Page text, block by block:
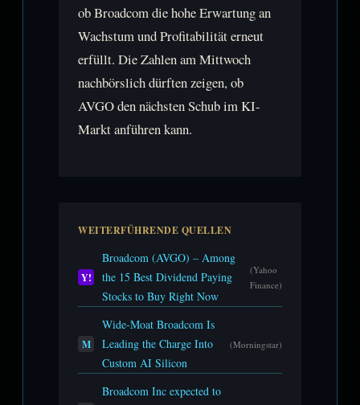
ob Broadcom die hohe Erwartung an
Wachstum und Profitabilität erneut
erfüllt. Die Zahlen am Mittwoch
nachbörslich dürften zeigen, ob
AVGO den nächsten Schub im KI-
Markt anführen kann.
WEITERFÜHRENDE QUELLEN
Y!
Broadcom (AVGO) – Among
the 15 Best Dividend Paying
Stocks to Buy Right Now
(Yahoo
Finance)
M
Wide-Moat Broadcom Is
Leading the Charge Into
Custom AI Silicon
(Morningstar)
Broadcom Inc expected to